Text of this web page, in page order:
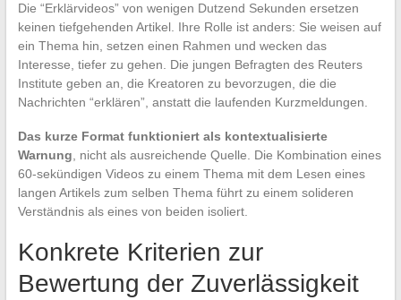
Die “Erklärvideos” von wenigen Dutzend Sekunden ersetzen
keinen tiefgehenden Artikel. Ihre Rolle ist anders: Sie weisen auf
ein Thema hin, setzen einen Rahmen und wecken das
Interesse, tiefer zu gehen. Die jungen Befragten des Reuters
Institute geben an, die Kreatoren zu bevorzugen, die die
Nachrichten “erklären”, anstatt die laufenden Kurzmeldungen.
Das kurze Format funktioniert als kontextualisierte
Warnung , nicht als ausreichende Quelle. Die Kombination eines
60-sekündigen Videos zu einem Thema mit dem Lesen eines
langen Artikels zum selben Thema führt zu einem solideren
Verständnis als eines von beiden isoliert.
Konkrete Kriterien zur
Bewertung der Zuverlässigkeit